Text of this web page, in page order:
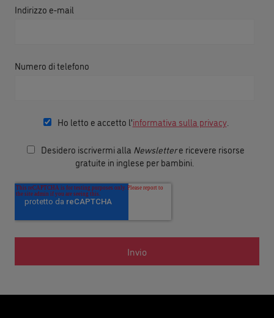
Indirizzo e-mail
Numero di telefono
Ho letto e accetto l'informativa sulla privacy.
Desidero iscrivermi alla Newslettere ricevere risorse
gratuite in inglese per bambini.